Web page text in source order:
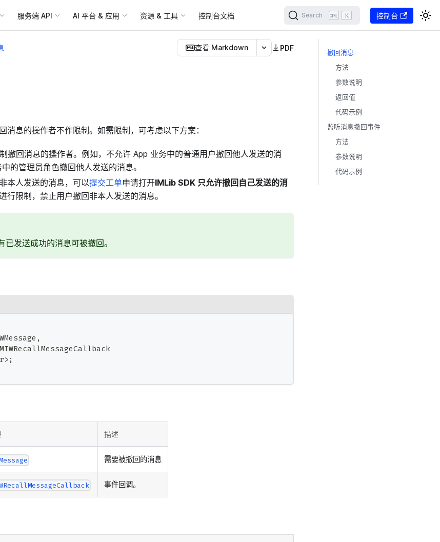
服务端 API AI 平台 & 应用 资源 & 工具 控制台文档 Search K 控制台
查看 Markdown PDF
消息的操作者不作限制。如需限制，可考虑以下方案：
撤回消息的操作者。例如，不允许 App 业务中的普通用户撤回他人发送的消
的管理员角色撤回他人发送的消息。
本人发送的消息，可以提交工单申请打开IMLib SDK 只允许撤回自己发送的消
行限制，禁止用户撤回非本人发送的消息。
已发送成功的消息可被撤回。
,
> ;
描述
需要被撤回的消息
事件回调。
撤回消息
方法
参数说明
返回值
代码示例
监听消息撤回事件
方法
参数说明
代码示例